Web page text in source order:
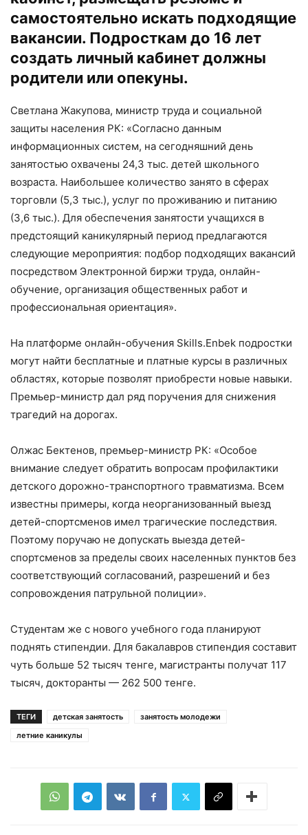
самостоятельно искать подходящие
вакансии. Подросткам до 16 лет
создать личный кабинет должны
родители или опекуны.
Светлана Жакупова, министр труда и социальной
защиты населения РК: «Согласно данным
информационных систем, на сегодняшний день
занятостью охвачены 24,3 тыс. детей школьного
возраста. Наибольшее количество занято в сферах
торговли (5,3 тыс.), услуг по проживанию и питанию
(3,6 тыс.). Для обеспечения занятости учащихся в
предстоящий каникулярный период предлагаются
следующие мероприятия: подбор подходящих вакансий
посредством Электронной биржи труда, онлайн-
обучение, организация общественных работ и
профессиональная ориентация».
На платформе онлайн-обучения Skills.Enbek подростки
могут найти бесплатные и платные курсы в различных
областях, которые позволят приобрести новые навыки.
Премьер-министр дал ряд поручения для снижения
трагедий на дорогах.
Олжас Бектенов, премьер-министр РК: «Особое
внимание следует обратить вопросам профилактики
детского дорожно-транспортного травматизма. Всем
известны примеры, когда неорганизованный выезд
детей-спортсменов имел трагические последствия.
Поэтому поручаю не допускать выезда детей-
спортсменов за пределы своих населенных пунктов без
соответствующий согласований, разрешений и без
сопровождения патрульной полиции».
Студентам же с нового учебного года планируют
поднять стипендии. Для бакалавров стипендия составит
чуть больше 52 тысяч тенге, магистранты получат 117
тысяч, докторанты — 262 500 тенге.
ТЕГИ детская занятость
занятость молодежи
летние каникулы